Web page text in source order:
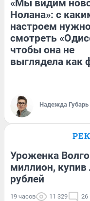
«Мы видим
Нолана»: с
настроем
смотреть
чтобы она не
выглядела как
Надежда Губарь
Уроженка
миллион, купив
рублей
19 часов 11 329 26